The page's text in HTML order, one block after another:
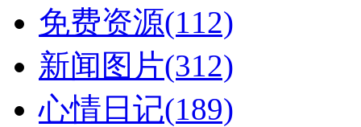
免费资源(112)
新闻图片(312)
心情日记(189)